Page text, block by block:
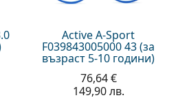
Active A-Sport
F039843005000 43 (за
възраст 5-10 години)
76,64 €
149,90 лв.